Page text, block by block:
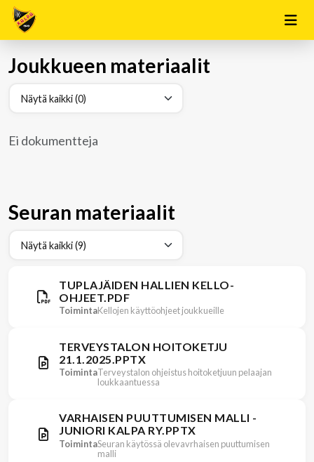
Joukkueen materiaalit
Ei dokumentteja
Seuran materiaalit
TUPLAJÄIDEN HALLIEN KELLO-
OHJEET.PDF
ToimintaKellojen käyttöohjeet joukkueille
TERVEYSTALON HOITOKETJU
21.1.2025.PPTX
ToimintaTerveystalon ohjeistus hoitoketjuun pelaajan
loukkaantuessa
VARHAISEN PUUTTUMISEN MALLI -
JUNIORI KALPA RY.PPTX
ToimintaSeuran käytössä olevavrhaisen puuttumisen
malli